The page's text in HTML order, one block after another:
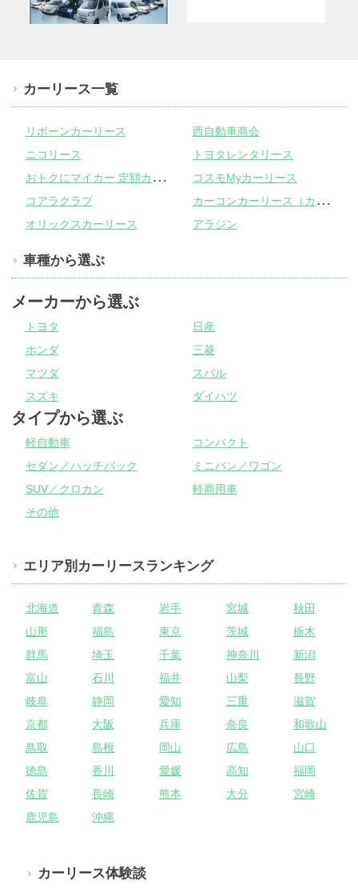
カーリース一覧
リボーンカーリース
西自動車商会
ニコリース
トヨタレンタリース
お
トクにマイカー 定額カルモくん
コスモMyカーリース
コアラクラブ
カ
ーコンカーリース（カーコンビニ倶楽部）
オリックスカーリース アラジン
車種から選ぶ
メーカーから選ぶ
トヨタ
日産
ホンダ
三菱
マツダ
スバル
スズキ
ダイハツ
タイプから選ぶ
軽自動車
コンパクト
セダン／ハッチバック
ミニバン／ワゴン
SUV／クロカン
軽商用車
その他
エリア別カーリースランキング
北海道 青森 岩手 宮城
秋田
山形
福島 東京 茨城
栃木
群馬
埼玉 千葉 神奈川
新潟
富山
石川 福井 山梨
長野
岐阜
静岡 愛知 三重
滋賀
京都
大阪 兵庫 奈良
和歌山
鳥取
島根 岡山 広島
山口
徳島
香川 愛媛 高知
福岡
佐賀
長崎 熊本 大分
宮崎
鹿児島
沖縄
カーリース体験談